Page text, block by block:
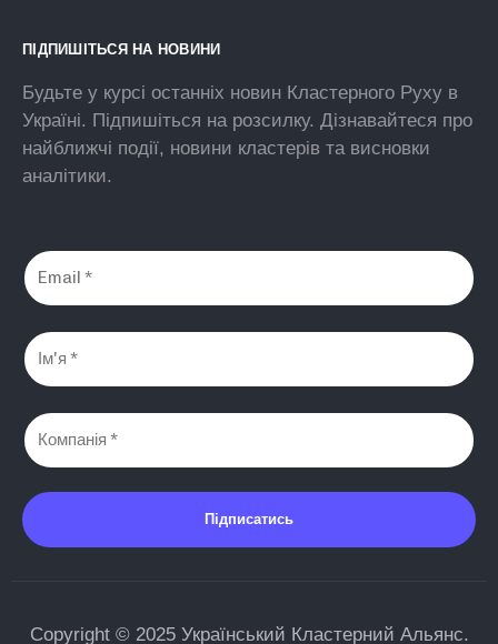
ПІДПИШІТЬСЯ НА НОВИНИ
Будьте у курсі останніх новин Кластерного Руху в
Україні. Підпишіться на розсилку. Дізнавайтеся про
найближчі події, новини кластерів та висновки
аналітики.
Підписатись
Copyright © 2025 Український Кластерний Альянс.